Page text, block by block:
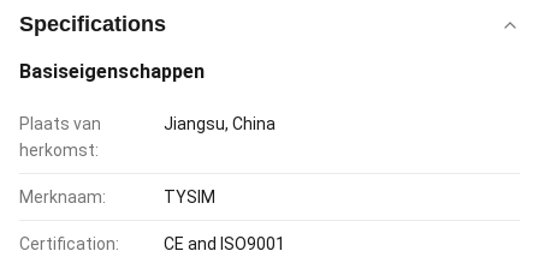
Specifications
Basiseigenschappen
Plaats van
herkomst:
Jiangsu, China
Merknaam: TYSIM
Certification: CE and ISO9001